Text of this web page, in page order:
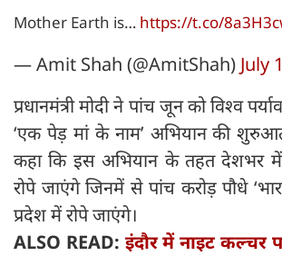
Mother Earth is… https://t.co/
— Amit Shah (@AmitShah) July
प्रधानमंत्री मोदी ने पांच जून को विश्व
‘एक पेड़ मां के नाम’ अभियान की
कहा कि इस अभियान के तहत देशभर में
रोपे जाएंगे जिनमें से पांच करोड़ पौधे
प्रदेश में रोपे जाएंगे।
ALSO READ: इंदौर में नाइट कल्चर